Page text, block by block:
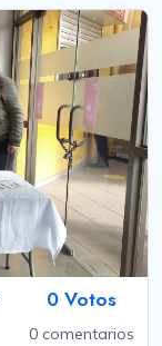
0 Votos
0 comentarios